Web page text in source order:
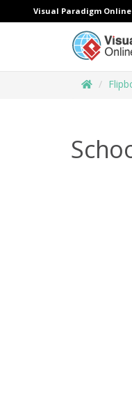
Visual Paradigm Online